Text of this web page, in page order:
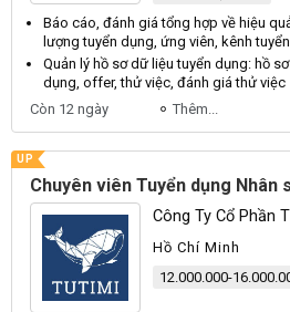
Báo cáo, đánh giá tổng hợp về hiệu
lượngtuyển dụng, ứng viên, kênh
Quản lý hồ sơ dữ liệutuyển dụng: hồ
dụng, offer, thử việc, đánh giá thử việc
Còn 12 ngày
Thêm...
UP
Chuyên viên Tuyển dụng Nhân
Công Ty Cổ Phần
Hồ Chí Minh
12.000.000-